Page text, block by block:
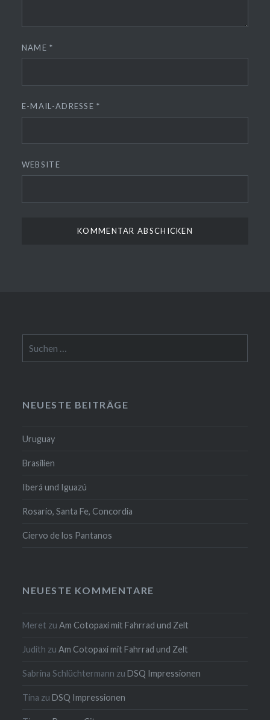
NAME*
E-MAIL-ADRESSE*
WEBSITE
nach:
NEUESTE BEITRÄGE
Uruguay
Brasilien
Iberá und Iguazú
Rosario, Santa Fe, Concordia
Ciervo de los Pantanos
NEUESTE KOMMENTARE
Meret zuAm Cotopaxi mit Fahrrad und Zelt
Judith zuAm Cotopaxi mit Fahrrad und Zelt
Sabrina Schlüchtermann zuDSQ Impressionen
Tina zuDSQ Impressionen